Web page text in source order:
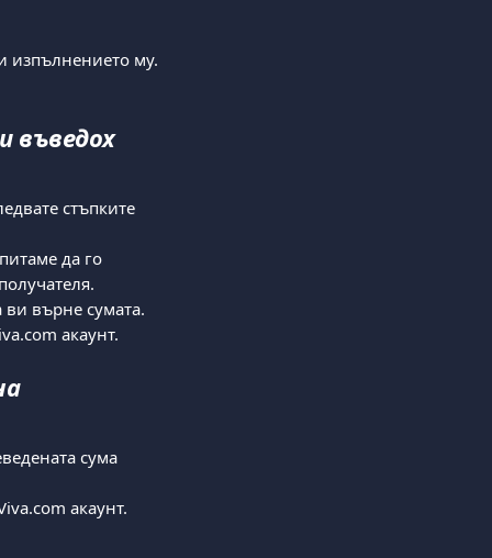
изпълнението му.
въведох
стъпките
да го
върне сумата.
акаунт.
сума
акаунт.